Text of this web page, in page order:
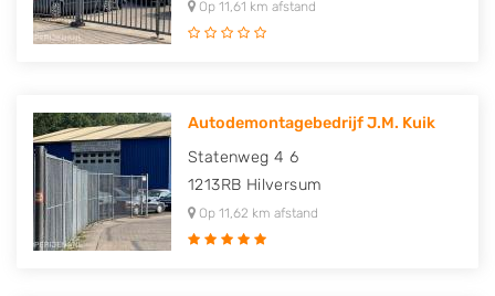
Op 11,61 km afstand
Autodemontagebedrijf J.M. Kuik
Statenweg 4 6
1213RB Hilversum
Op 11,62 km afstand